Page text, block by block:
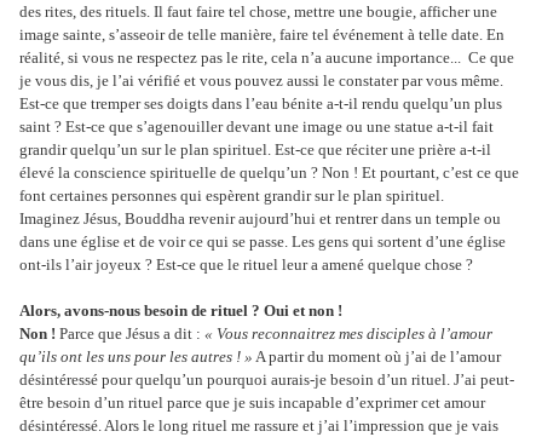
des rites, des rituels. Il faut faire tel chose, mettre une bougie, afficher une
image sainte, s’asseoir de telle manière, faire tel événement à telle date. En
réalité, si vous ne respectez pas le rite, cela n’a aucune importance... Ce que
je vous dis, je l’ai vérifié et vous pouvez aussi le constater par vous même.
Est-ce que tremper ses doigts dans l’eau bénite a-t-il rendu quelqu’un plus
saint ? Est-ce que s’agenouiller devant une image ou une statue a-t-il fait
grandir quelqu’un sur le plan spirituel. Est-ce que réciter une prière a-t-il
élevé la conscience spirituelle de quelqu’un ? Non ! Et pourtant, c’est ce que
font certaines personnes qui espèrent grandir sur le plan spirituel.
Imaginez Jésus, Bouddha revenir aujourd’hui et rentrer dans un temple ou
dans une église et de voir ce qui se passe. Les gens qui sortent d’une église
ont-ils l’air joyeux ? Est-ce que le rituel leur a amené quelque chose ?
Alors, avons-nous besoin de rituel ? Oui et non !
Non ! Parce que Jésus a dit : « Vous reconnaitrez mes disciples à l’amour
qu’ils ont les uns pour les autres ! » A partir du moment où j’ai de l’amour
désintéressé pour quelqu’un pourquoi aurais-je besoin d’un rituel. J’ai peut-
être besoin d’un rituel parce que je suis incapable d’exprimer cet amour
désintéressé. Alors le long rituel me rassure et j’ai l’impression que je vais